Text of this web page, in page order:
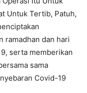
Untuk Tertib, Patuh,
ramadhan dan hari
serta memberikan
sama
Covid-19